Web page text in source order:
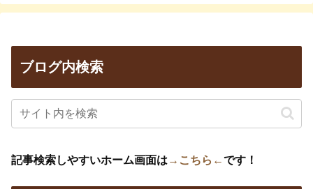
ブログ内検索
記事検索しやすいホーム画面は →こちら←です！